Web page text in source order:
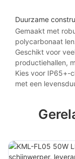
voorkomen.
Duurzame
Gemaakt met
polycarbonaat
corrosie, stoten
130°F).
Geschikt voor
productiehallen,
die blootgesteld
Kies voor IP65+-
met een